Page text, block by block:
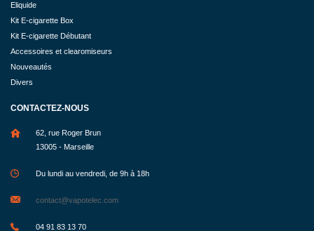
Eliquide
Kit E-cigarette Box
Kit E-cigarette Débutant
Accessoires et clearomiseurs
Nouveautés
Divers
CONTACTEZ-NOUS
62, rue Roger Brun
13005 - Marseille
Du lundi au vendredi, de 9h à 18h
contact@vapotelec.com
04 91 83 13 70